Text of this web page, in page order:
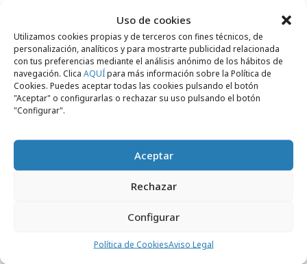
Uso de cookies
Utilizamos cookies propias y de terceros con fines técnicos, de
personalización, analíticos y para mostrarte publicidad relacionada
con tus preferencias mediante el análisis anónimo de los hábitos de
navegación. Clica AQUÍpara más información sobre la Política de
Cookies. Puedes aceptar todas las cookies pulsando el botón
"Aceptar" o configurarlas o rechazar su uso pulsando el botón
"Configurar".
Aceptar
Rechazar
Configurar
Política de CookiesAviso Legal
Comparte
Noticias Relacionadas